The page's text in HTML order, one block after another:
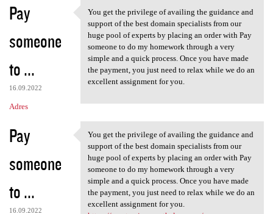
Pay
someone
to ...
16.09.2022
Adres
You get the privilege of
You get the privilege of availing the guidance and
support of the best domain specialists from our
huge pool of experts by placing an order with Pay
someone to do my homework through a very
simple and a quick process. Once you have made
the payment, you just need to relax while we do an
excellent assignment for you.
Pay
someone
to ...
16.09.2022
You get the privilege of
You get the privilege of availing the guidance and
support of the best domain specialists from our
huge pool of experts by placing an order with Pay
someone to do my homework through a very
simple and a quick process. Once you have made
the payment, you just need to relax while we do an
excellent assignment for you.